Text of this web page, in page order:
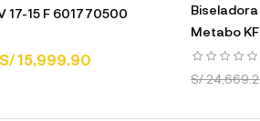
17-15 F 601770500
S/ 15,999.90
Metabo
S/